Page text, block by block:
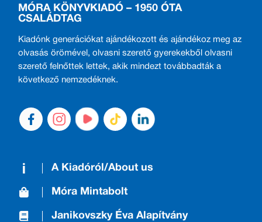
MÓRA KÖNYVKIADÓ – 1950 ÓTA
CSALÁDTAG
Kiadónk generációkat ajándékozott és ajándékoz meg az
olvasás örömével, olvasni szerető gyerekekből olvasni
szerető felnőttek lettek, akik mindezt továbbadták a
következő nemzedéknek.
A Kiadóról/About us
Móra Mintabolt
Janikovszky Éva Alapítvány